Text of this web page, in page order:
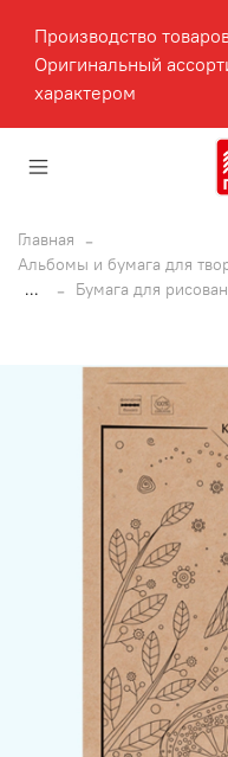
Производство
Оригинальный
характером
Главная
Альбомы и бумага для
...
Бумага для